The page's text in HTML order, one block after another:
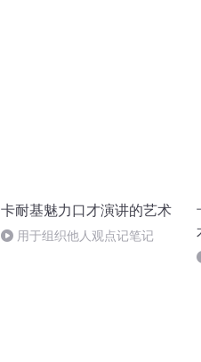
卡耐基魅力口才演讲的艺术
用于组织他人观点记笔记